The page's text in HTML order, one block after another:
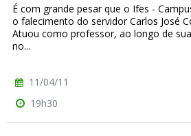
É com grande pesar que o Ifes -
o falecimento do servidor Carlos José
Atuou como professor, ao longo de
no...
11/04/11
19h30